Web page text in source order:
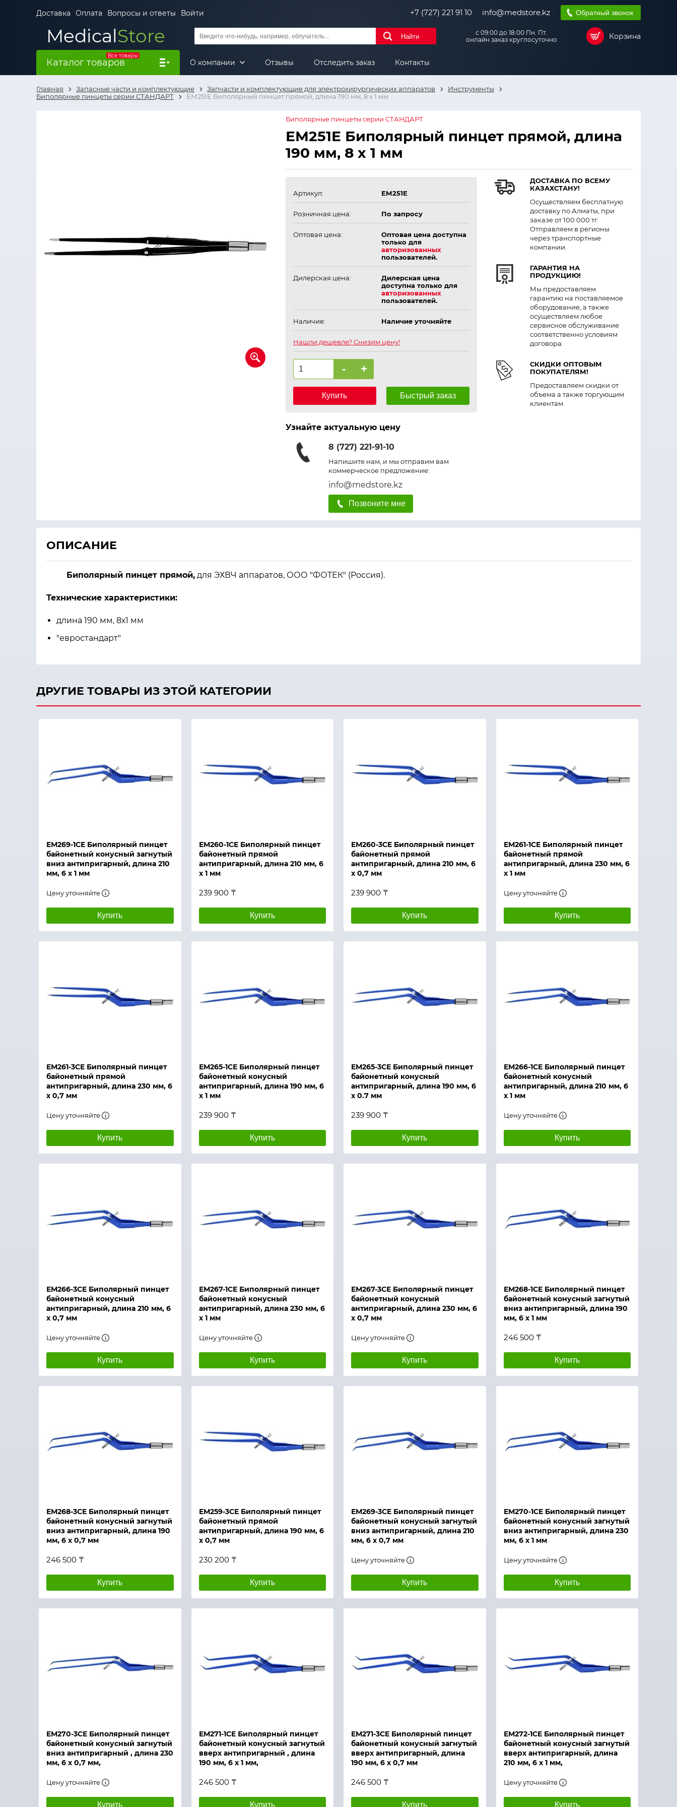
Доставка Оплата Вопросы и ответы Войти +7 (727) 221 91 10 info@medstore.kz Обратный звонок
MedicalStore Найти
с 09:00 до 18:00 Пн. Пт.
онлайн заказ круглосуточно
Корзина
Все товары
Каталог товаров О компании Отзывы Отследить заказ Контакты
Главная Запасные части и комплектующие Запчасти и комплектующие для электрохирургических аппаратов
Инструменты
Биполярные пинцеты серии СТАНДАРТ
ЕМ251Е Биполярный пинцет прямой, длина 190 мм, 8 х 1 мм
Биполярные пинцеты серии СТАНДАРТ
ЕМ251Е Биполярный пинцет прямой, длина
190 мм, 8 х 1 мм
Артикул: ЕМ251Е
Розничная цена: По запросу
Оптовая цена:
Оптовая цена доступна
только для
авторизованных
пользователей.
Дилерская цена:
Дилерская цена
доступна только для
авторизованных
пользователей.
Наличие: Наличие уточняйте
Нашли дешевле? Снизим цену!
- +
Купить Быстрый заказ
Узнайте актуальную цену
8 (727) 221-91-10
Напишите нам, и мы отправим вам
коммерческое предложение:
info@medstore.kz
Позвоните мне
ДОСТАВКА ПО ВСЕМУ
КАЗАХСТАНУ!
Осуществляем бесплатную
доставку по Алматы, при
заказе от 100 000 тг.
Отправляем в регионы
через транспортные
компании.
ГАРАНТИЯ НА
ПРОДУКЦИЮ!
Мы предоставляем
гарантию на поставляемое
оборудование, а также
осуществляем любое
сервисное обслуживание
соответственно условиям
договора.
СКИДКИ ОПТОВЫМ
ПОКУПАТЕЛЯМ!
Предоставляем скидки от
объема а также торгующим
клиентам.
ОПИСАНИЕ
Биполярный пинцет прямой, для ЭХВЧ аппаратов, ООО "ФОТЕК" (Россия).
Технические характеристики:
длина 190 мм, 8х1 мм
"евростандарт"
ДРУГИЕ ТОВАРЫ ИЗ ЭТОЙ КАТЕГОРИИ
ЕМ269-1СЕ Биполярный пинцет
байонетный конусный загнутый
вниз антипригарный, длина 210
мм, 6 х 1 мм
Цену уточняйте
Купить
ЕМ260-1СЕ Биполярный пинцет
байонетный прямой
антипригарный, длина 210 мм, 6
х 1 мм
239 900 ₸
Купить
ЕМ260-3СЕ Биполярный пинцет
байонетный прямой
антипригарный, длина 210 мм, 6
х 0,7 мм
239 900 ₸
Купить
ЕМ261-1СЕ Биполярный пинцет
байонетный прямой
антипригарный, длина 230 мм, 6
х 1 мм
Цену уточняйте
Купить
ЕМ261-3СЕ Биполярный пинцет
байонетный прямой
антипригарный, длина 230 мм, 6
х 0,7 мм
Цену уточняйте
Купить
ЕМ265-1СЕ Биполярный пинцет
байонетный конусный
антипригарный, длина 190 мм, 6
х 1 мм
239 900 ₸
Купить
ЕМ265-3СЕ Биполярный пинцет
байонетный конусный
антипригарный, длина 190 мм, 6
х 0.7 мм
239 900 ₸
Купить
ЕМ266-1СЕ Биполярный пинцет
байонетный конусный
антипригарный, длина 210 мм, 6
х 1 мм
Цену уточняйте
Купить
ЕМ266-3СЕ Биполярный пинцет
байонетный конусный
антипригарный, длина 210 мм, 6
х 0,7 мм
Цену уточняйте
Купить
ЕМ267-1СЕ Биполярный пинцет
байонетный конусный
антипригарный, длина 230 мм, 6
х 1 мм
Цену уточняйте
Купить
ЕМ267-3СЕ Биполярный пинцет
байонетный конусный
антипригарный, длина 230 мм, 6
х 0,7 мм
Цену уточняйте
Купить
ЕМ268-1СЕ Биполярный пинцет
байонетный конусный загнутый
вниз антипригарный, длина 190
мм, 6 х 1 мм
246 500 ₸
Купить
ЕМ268-3СЕ Биполярный пинцет
байонетный конусный загнутый
вниз антипригарный, длина 190
мм, 6 х 0,7 мм
246 500 ₸
Купить
ЕМ259-3СЕ Биполярный пинцет
байонетный прямой
антипригарный, длина 190 мм, 6
х 0,7 мм
230 200 ₸
Купить
ЕМ269-3СЕ Биполярный пинцет
байонетный конусный загнутый
вниз антипригарный, длина 210
мм, 6 х 0,7 мм
Цену уточняйте
Купить
ЕМ270-1СЕ Биполярный пинцет
байонетный конусный загнутый
вниз антипригарный, длина 230
мм, 6 х 1 мм
Цену уточняйте
Купить
ЕМ270-3СЕ Биполярный пинцет
байонетный конусный загнутый
вниз антипригарный , длина 230
мм, 6 х 0,7 мм,
Цену уточняйте
Купить
ЕМ271-1СЕ Биполярный пинцет
байонетный конусный загнутый
вверх антипригарный , длина
190 мм, 6 х 1 мм,
246 500 ₸
Купить
ЕМ271-3СЕ Биполярный пинцет
байонетный конусный загнутый
вверх антипригарный, длина
190 мм, 6 х 0,7 мм
246 500 ₸
Купить
ЕМ272-1СЕ Биполярный пинцет
байонетный конусный загнутый
вверх антипригарный, длина
210 мм, 6 х 1 мм,
Цену уточняйте
Купить